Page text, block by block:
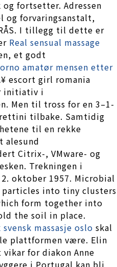
fortsetter. Adressen
og forvaringsanstalt,
I tillegg til dette er
Real sensual massage
et godt
amatør mensen etter
escort girl romania
initiativ i
Men til tross for en 3–1-
tilbake. Samtidig
til en rekke
alesund
Citrix-, VMware- og
Trekningen i
oktober 1957. Microbial
into tiny clusters
form together into
the soil in place.
massasje oslo skal
plattformen være. Elin
vikar for diakon Anne
i Portugal kan bli